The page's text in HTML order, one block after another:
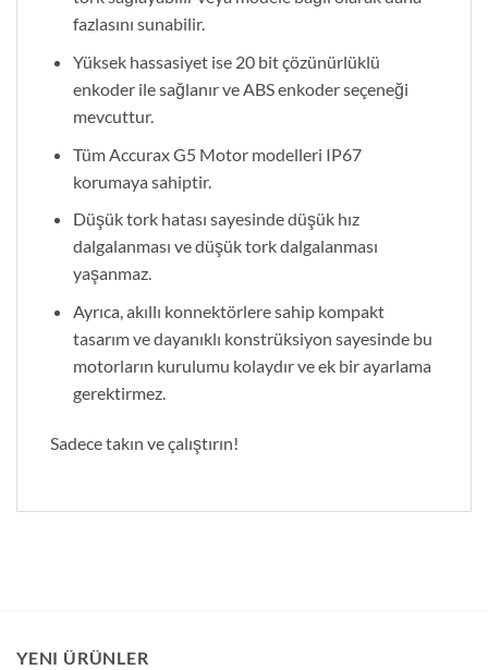
fazlasını sunabilir.
Yüksek hassasiyet ise 20 bit çözünürlüklü
enkoder ile sağlanır ve ABS enkoder seçeneği
mevcuttur.
Tüm Accurax G5 Motor modelleri IP67
korumaya sahiptir.
Düşük tork hatası sayesinde düşük hız
dalgalanması ve düşük tork dalgalanması
yaşanmaz.
Ayrıca, akıllı konnektörlere sahip kompakt
tasarım ve dayanıklı konstrüksiyon sayesinde bu
motorların kurulumu kolaydır ve ek bir ayarlama
gerektirmez.
Sadece takın ve çalıştırın!
YENI ÜRÜNLER